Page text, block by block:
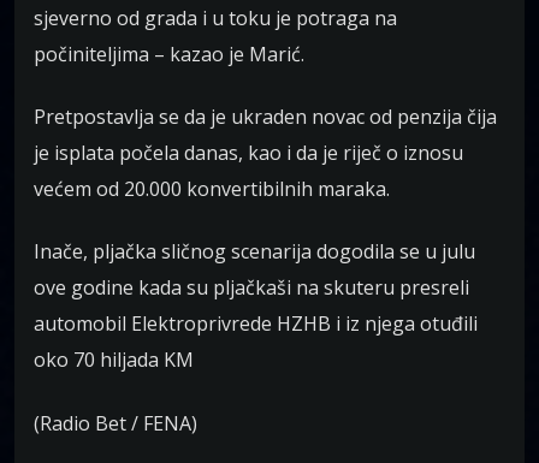
sjeverno od grada i u toku je potraga na
počiniteljima – kazao je Marić.
Pretpostavlja se da je ukraden novac od penzija čija
je isplata počela danas, kao i da je riječ o iznosu
većem od 20.000 konvertibilnih maraka.
Inače, pljačka sličnog scenarija dogodila se u julu
ove godine kada su pljačkaši na skuteru presreli
automobil Elektroprivrede HZHB i iz njega otuđili
oko 70 hiljada KM
(Radio Bet / FENA)